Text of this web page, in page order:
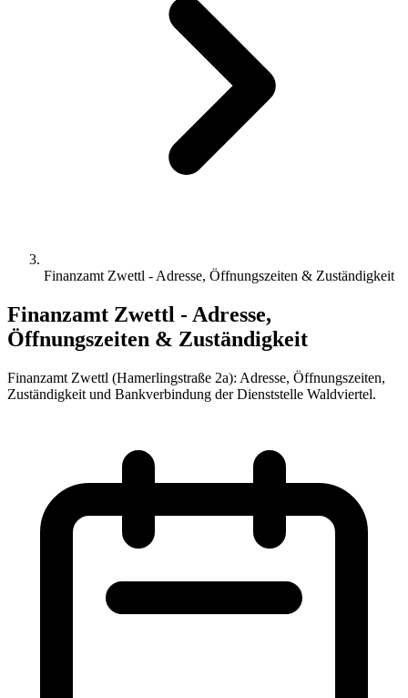
Finanzamt Zwettl - Adresse, Öffnungszeiten & Zuständigkeit
Finanzamt Zwettl - Adresse,
Öffnungszeiten & Zuständigkeit
Finanzamt Zwettl (Hamerlingstraße 2a): Adresse, Öffnungszeiten,
Zuständigkeit und Bankverbindung der Dienststelle Waldviertel.